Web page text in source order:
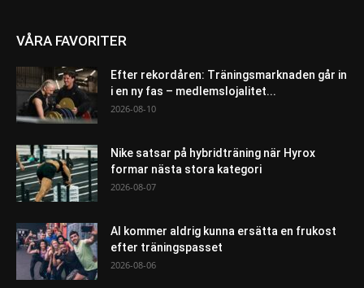
VÅRA FAVORITER
Efter rekordåren: Träningsmarknaden går in
i en ny fas – medlemslojalitet...
2026-08-10
Nike satsar på hybridträning när Hyrox
formar nästa stora kategori
2026-08-07
AI kommer aldrig kunna ersätta en frukost
efter träningspasset
2026-08-06